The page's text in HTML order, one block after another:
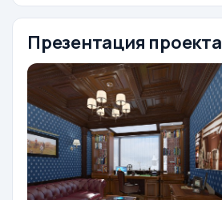
Презентация проекта